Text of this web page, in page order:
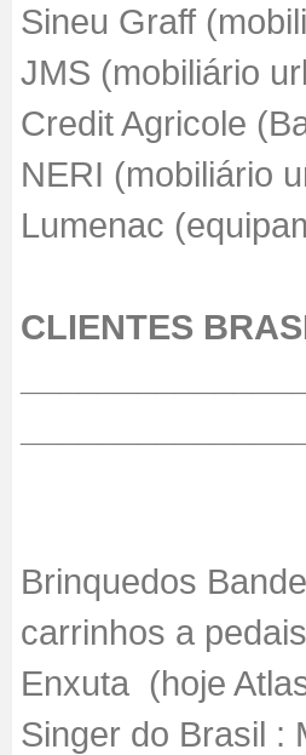
Sineu Graff
JMS (mobiliário
Credit Agricole
NERI (mobiliário
Lumenac
CLIENTES
Brinquedos
carrinhos a
Enxuta (hoje
Singer do Brasil :